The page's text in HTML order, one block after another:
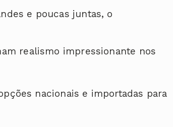
e poucas juntas, o
realismo impressionante nos
nacionais e importadas para